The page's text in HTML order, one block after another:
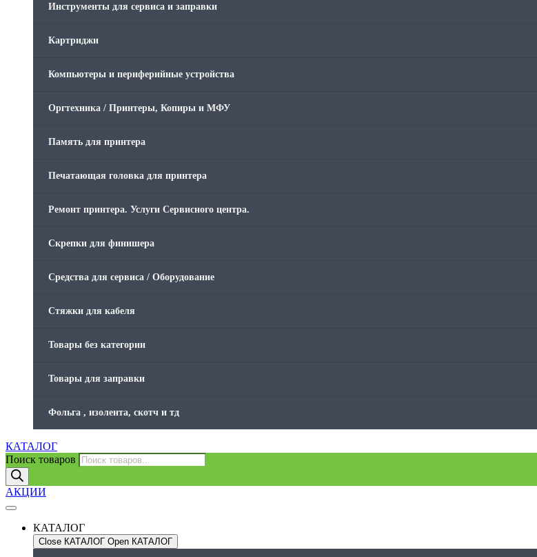
Инструменты для сервиса и заправки
Картриджи
Компьютеры и периферийные устройства
Оргтехника / Принтеры, Копиры и МФУ
Память для принтера
Печатающая головка для принтера
Ремонт принтера. Услуги Сервисного центра.
Скрепки для финишера
Средства для сервиса / Оборудование
Стяжки для кабеля
Товары без категории
Товары для заправки
Фольга , изолента, скотч и тд
КАТАЛОГ
Поиск товаров
АКЦИИ
КАТАЛОГ
Close КАТАЛОГ Open КАТАЛОГ